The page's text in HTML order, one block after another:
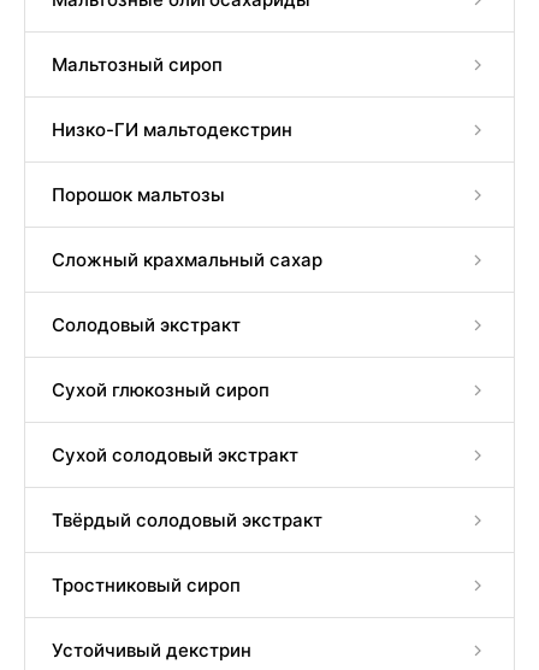
Мальтозный сироп
Низко-ГИ мальтодекстрин
Порошок мальтозы
Сложный крахмальный сахар
Солодовый экстракт
Сухой глюкозный сироп
Сухой солодовый экстракт
Твёрдый солодовый экстракт
Тростниковый сироп
Устойчивый декстрин